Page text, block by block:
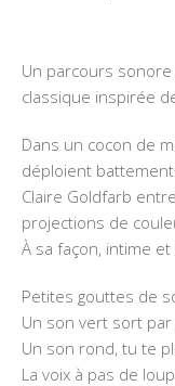
Un parcours
classique inspirée
Dans un cocon de
déploient
Claire Goldfarb
projections de
À sa façon, intime
Petites gouttes de
Un son vert sort par
Un son rond, tu te
La voix à pas de loup